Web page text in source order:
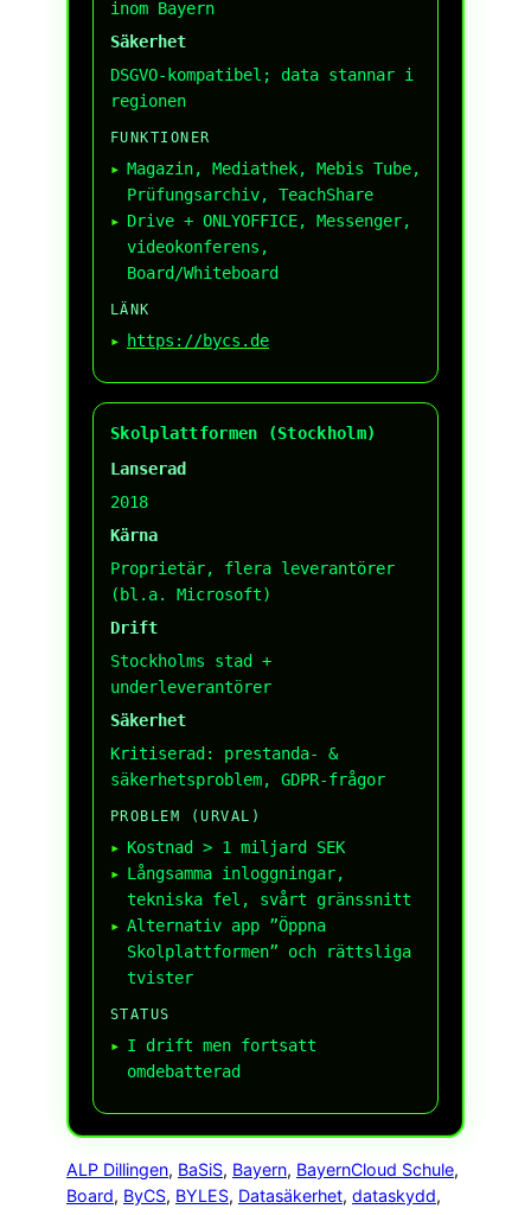
inom Bayern
Säkerhet
DSGVO-kompatibel; data stannar i
regionen
FUNKTIONER
Magazin, Mediathek, Mebis Tube,
Prüfungsarchiv, TeachShare
Drive + ONLYOFFICE, Messenger,
videokonferens,
Board/Whiteboard
LÄNK
https://bycs.de
Skolplattformen (Stockholm)
Lanserad
2018
Kärna
Proprietär, flera leverantörer
(bl.a. Microsoft)
Drift
Stockholms stad +
underleverantörer
Säkerhet
Kritiserad: prestanda- &
säkerhetsproblem, GDPR-frågor
PROBLEM (URVAL)
Kostnad > 1 miljard SEK
Långsamma inloggningar,
tekniska fel, svårt gränssnitt
Alternativ app ”Öppna
Skolplattformen” och rättsliga
tvister
STATUS
I drift men fortsatt
omdebatterad
ALP Dillingen, BaSiS, Bayern, BayernCloud Schule
Board, ByCS, BYLES, Datasäkerhet, dataskydd